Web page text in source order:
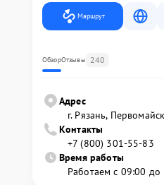
Маршрут
ОбзорОтзывы 240
Адрес
г. Рязань,
Контакты
+7 (800) 301-55-83
Время работы
Работаем с 09:00 до